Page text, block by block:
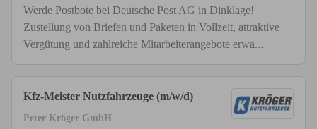
Werde Postbote bei Deutsche Post AG in Dinklage!
Zustellung von Briefen und Paketen in Vollzeit, attraktive
Vergütung und zahlreiche Mitarbeiterangebote erwa...
Kfz-Meister Nutzfahrzeuge (m/w/d)
Peter Kröger GmbH